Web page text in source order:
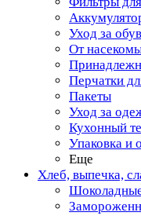
Уход за
От
Перчатки
Пакеты
Уход за
Кухонный
Упаковка и
Еще
Хлеб, выпечка,